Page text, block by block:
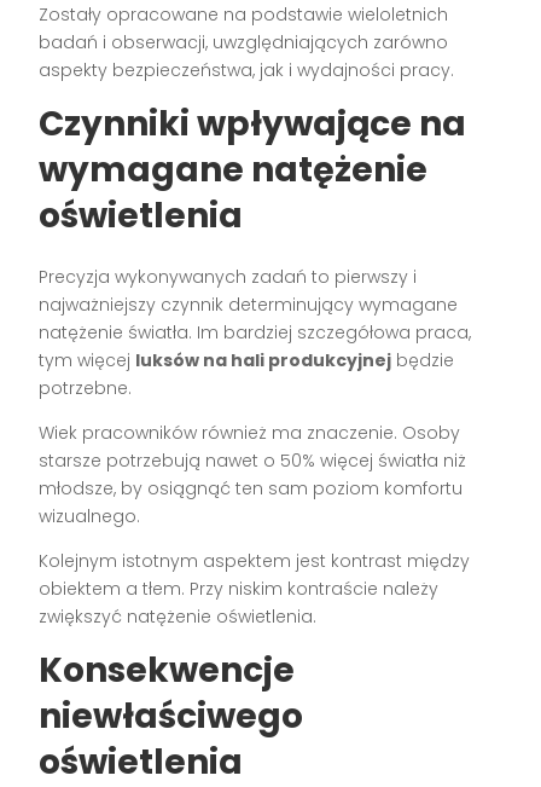
Zostały opracowane na podstawie wieloletnich
badań i obserwacji, uwzględniających zarówno
aspekty bezpieczeństwa, jak i wydajności pracy.
Czynniki wpływające na
wymagane natężenie
oświetlenia
Precyzja wykonywanych zadań to pierwszy i
najważniejszy czynnik determinujący wymagane
natężenie światła. Im bardziej szczegółowa praca,
tym więcej luksów na hali produkcyjnej będzie
potrzebne.
Wiek pracowników również ma znaczenie. Osoby
starsze potrzebują nawet o 50% więcej światła niż
młodsze, by osiągnąć ten sam poziom komfortu
wizualnego.
Kolejnym istotnym aspektem jest kontrast między
obiektem a tłem. Przy niskim kontraście należy
zwiększyć natężenie oświetlenia.
Konsekwencje
niewłaściwego
oświetlenia